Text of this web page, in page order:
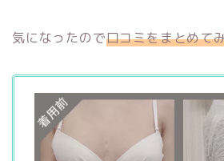
気になったので口コミをまとめて